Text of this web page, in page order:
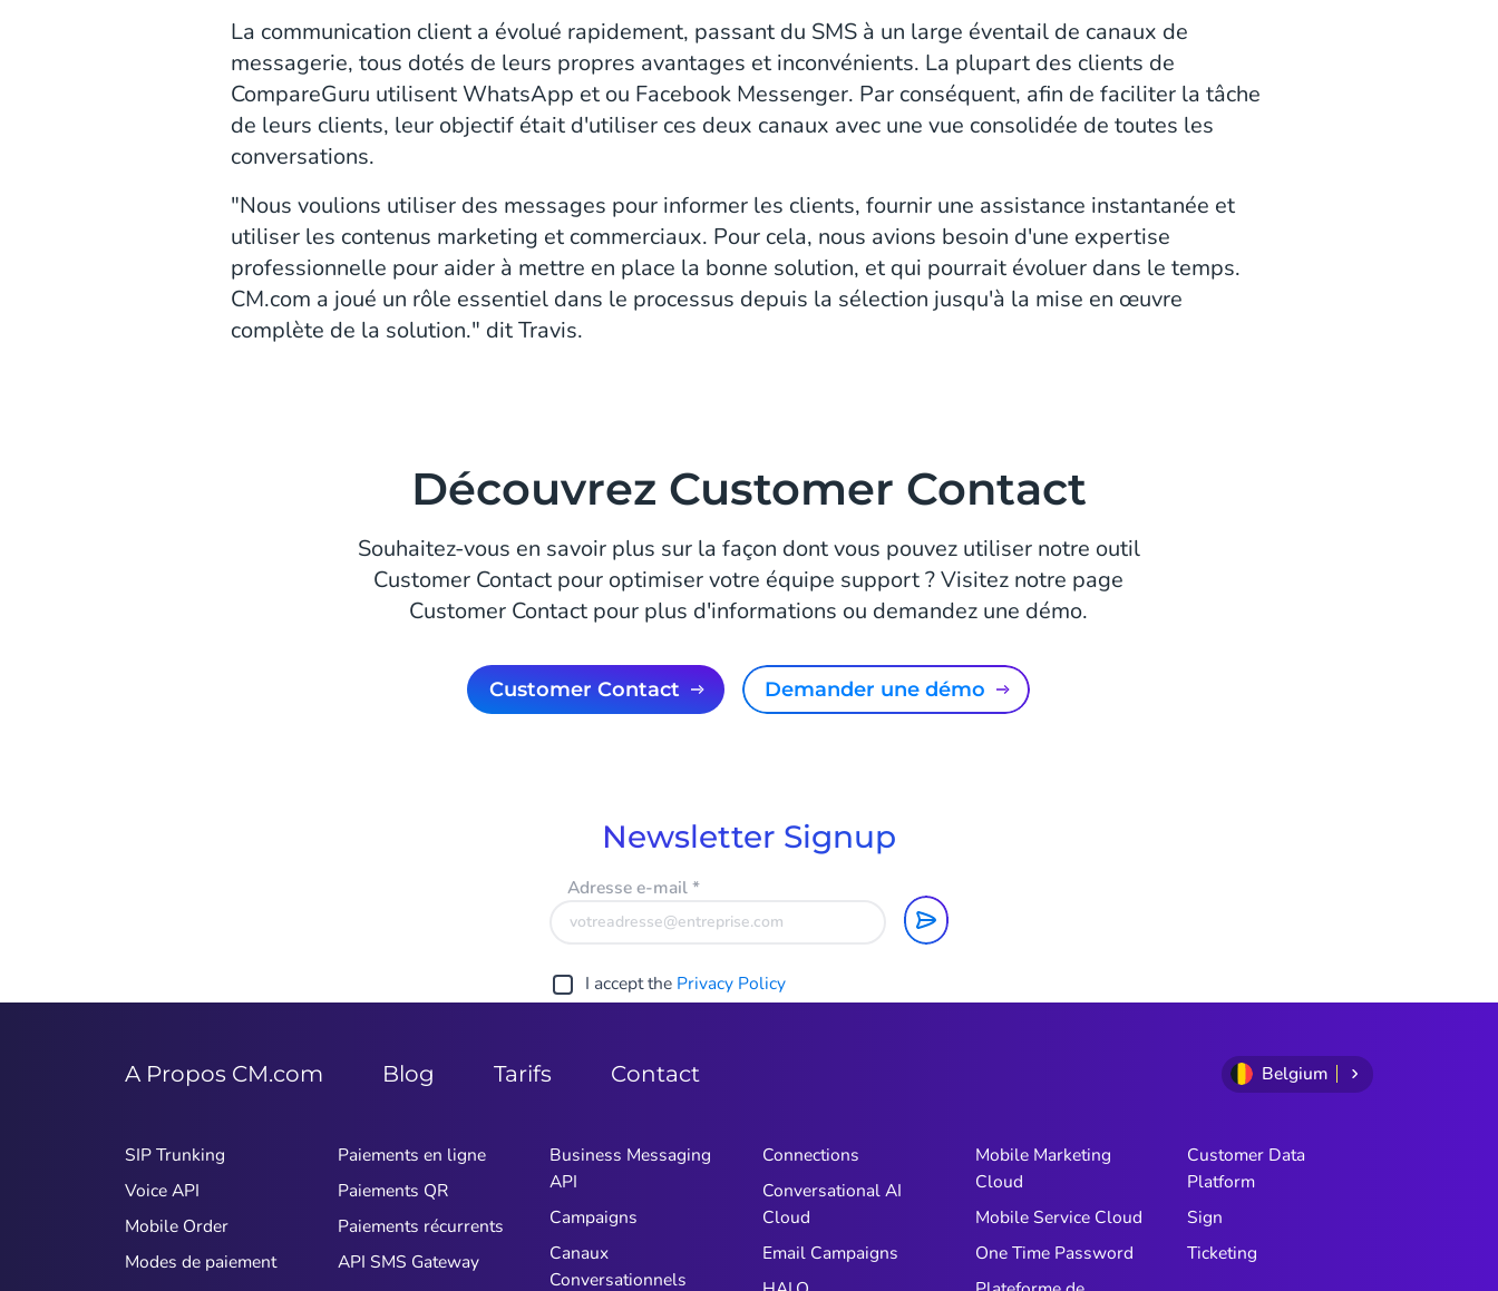
La communication client a évolué rapidement, passant du SMS à un large éventail de canaux de
messagerie, tous dotés de leurs propres avantages et inconvénients. La plupart des clients de
CompareGuru utilisent WhatsApp et ou Facebook Messenger. Par conséquent, afin de faciliter la tâche
de leurs clients, leur objectif était d'utiliser ces deux canaux avec une vue consolidée de toutes les
conversations.
"Nous voulions utiliser des messages pour informer les clients, fournir une assistance instantanée et
utiliser les contenus marketing et commerciaux. Pour cela, nous avions besoin d'une expertise
professionnelle pour aider à mettre en place la bonne solution, et qui pourrait évoluer dans le temps.
CM.com a joué un rôle essentiel dans le processus depuis la sélection jusqu'à la mise en œuvre
complète de la solution." dit Travis.
Découvrez Customer Contact
Souhaitez-vous en savoir plus sur la façon dont vous pouvez utiliser notre outil
Customer Contact pour optimiser votre équipe support ? Visitez notre page
Customer Contact pour plus d'informations ou demandez une démo.
Customer Contact Demander une démo
Newsletter Signup
Adresse e-mail*
I accept the Privacy Policy
A Propos CM.com Blog Tarifs Contact Belgium
SIP Trunking
Voice API
Mobile Order
Modes de paiement
Paiements en ligne
Paiements QR
Paiements récurrents
API SMS Gateway
Business Messaging
API
Campaigns
Canaux
Conversationnels
Connections
Conversational AI
Cloud
Email Campaigns
Mobile Marketing
Cloud
Mobile Service Cloud
One Time Password
Customer Data
Platform
Sign
Ticketing